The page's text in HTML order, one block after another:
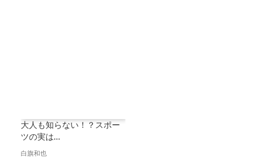
大人も知らない！？スポー
ツの実は…
白旗和也